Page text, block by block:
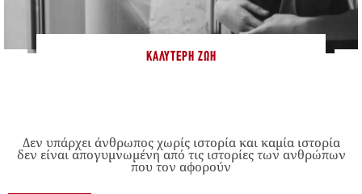
ΚΑΛΎΤΕΡΗ ΖΩΉ
Δεν υπάρχει άνθρωπος χωρίς ιστορία και καμία ιστορία
δεν είναι απογυμνωμένη από τις ιστορίες των ανθρώπων
που τον αφορούν